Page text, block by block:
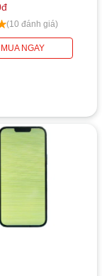
đ
(10 đánh giá)
MUA NGAY